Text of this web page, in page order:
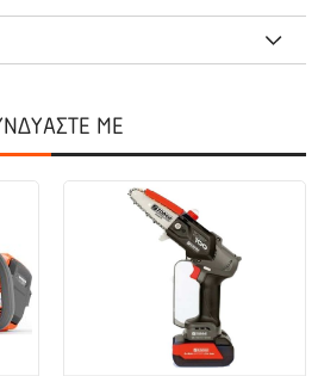
τη χρήση
με εργαλεία κήπου
γύρω από τον καρπό
ΜΕ